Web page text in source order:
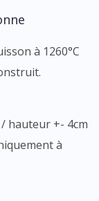
à 1260°C
hauteur +- 4cm
à